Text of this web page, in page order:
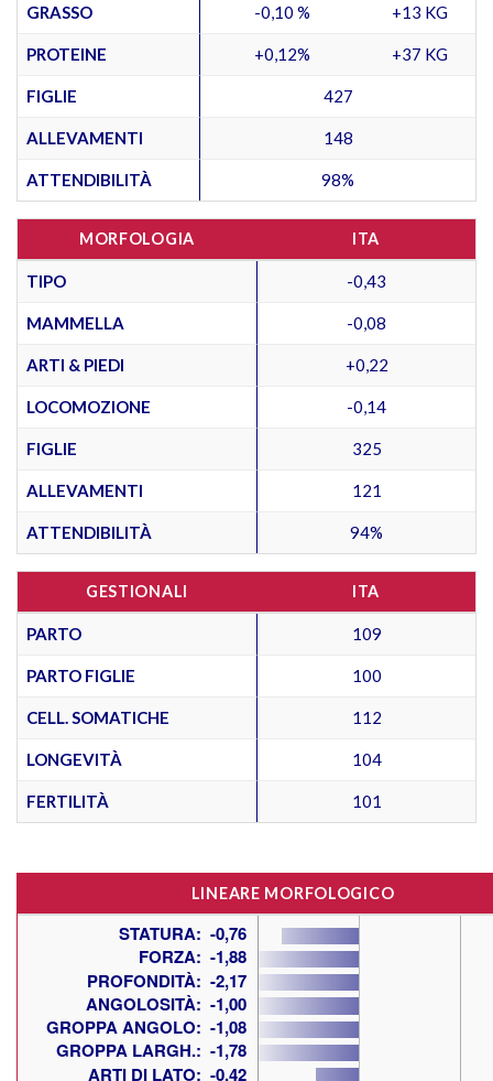
GRASSO -0,10 % +13 KG
PROTEINE +0,12% +37 KG
FIGLIE 427
ALLEVAMENTI 148
ATTENDIBILITÀ 98%
MORFOLOGIA ITA
TIPO -0,43
MAMMELLA -0,08
ARTI & PIEDI +0,22
LOCOMOZIONE -0,14
FIGLIE 325
ALLEVAMENTI 121
ATTENDIBILITÀ 94%
GESTIONALI ITA
PARTO 109
PARTO FIGLIE 100
CELL. SOMATICHE 112
LONGEVITÀ 104
FERTILITÀ 101
LINEARE MORFOLOGICO